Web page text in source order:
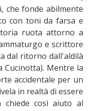
che fonde abilmente
con toni da farsa e
ruota attorno a
e scrittore
dal ritorno dall'aldilà
Cucinotta). Mentre la
accidentale per un
in realtà di essere
chiede così aiuto al